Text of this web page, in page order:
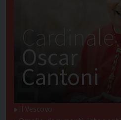
Cardinale
Oscar
Cantoni
Il Vescovo